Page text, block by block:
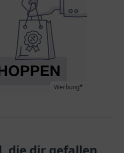
Werbung*